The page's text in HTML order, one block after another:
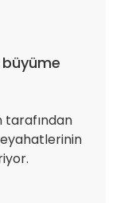
büyüme
tarafından